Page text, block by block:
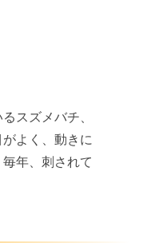
スズメバチ、
よく、動きに
年、刺されて